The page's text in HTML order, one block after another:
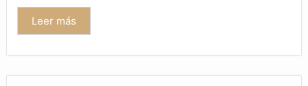
Leer más